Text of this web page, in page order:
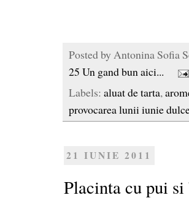
Posted by Antonina Sofia
25 Un gand bun aici...
Labels: aluat de tarta,
provocarea lunii iunie
21 IUNIE 2011
Placinta cu pui